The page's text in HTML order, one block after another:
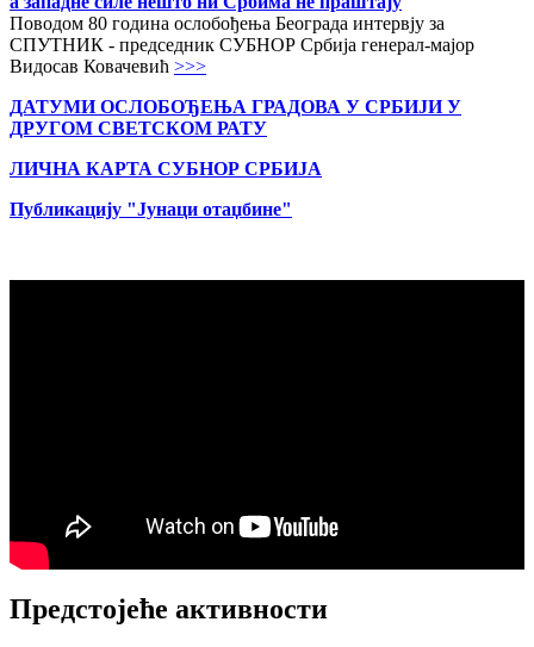
Поводом 80 година ослобођења Београда интервју за
СПУТНИК - председник СУБНОР Србија генерал-мајор
Видосав Ковачевић >>>
ДАТУМИ ОСЛОБОЂЕЊА ГРАДОВА У СРБИЈИ У
ДРУГОМ СВЕТСКОМ РАТУ
ЛИЧНА КАРТА СУБНОР СРБИЈА
Публикацију "Јунаци отаџбине"
Предстојеће активности